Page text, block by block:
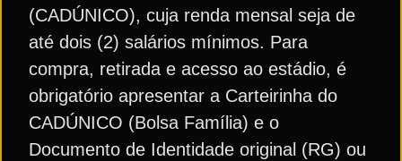
(CADÚNICO), cuja renda mensal seja de
até dois (2) salários mínimos. Para
compra, retirada e acesso ao estádio, é
obrigatório apresentar a Carteirinha do
CADÚNICO (Bolsa Família) e o
Documento de Identidade original (RG) ou